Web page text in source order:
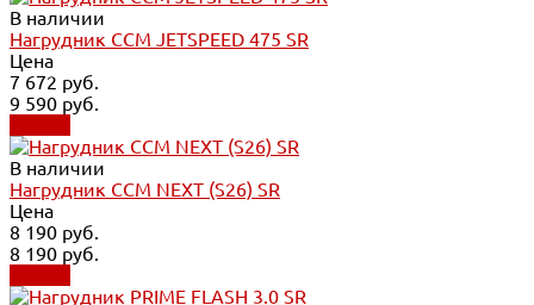
В наличии
Нагрудник CCM JETSPEED 475 SR
Цена
7 672 руб.
9 590 руб.
В наличии
Нагрудник CCM NEXT (S26) SR
Цена
8 190 руб.
8 190 руб.